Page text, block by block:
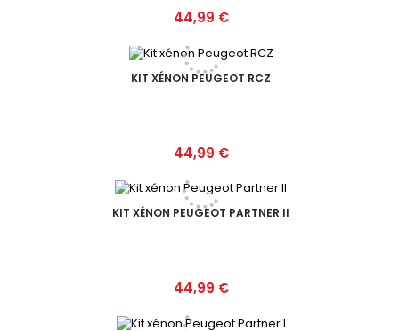
Prix
44,99 €
KIT XÉNON PEUGEOT RCZ
Prix
44,99 €
KIT XÉNON PEUGEOT PARTNER II
Prix
44,99 €